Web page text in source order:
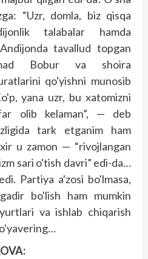
“Uzr, domla, biz qisqa
talabalar hamda
tavallud topgan
Bobur va shoira
qo'yishni munosib
yana uzr, bu xatomizni
olib kelaman”, — deb
tark etganim ham
u zamon — “rivojlangan
sari o'tish davri” edi-da…
Partiya a'zosi bo'lmasa,
bo'lish ham mumkin
va ishlab chiqarish